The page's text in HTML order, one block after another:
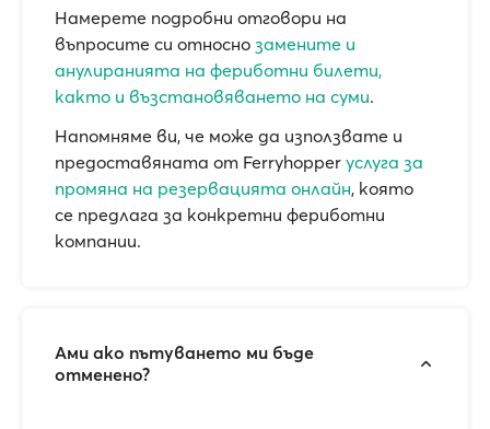
Намерете подробни отговори на
въпросите си относно замените и
анулиранията на фериботни билети,
както и възстановяването на суми.
Напомняме ви, че може да използвате и
предоставяната от Ferryhopper услуга за
промяна на резервацията онлайн, която
се предлага за конкретни фериботни
компании.
Ами ако пътуването ми бъде
отменено?